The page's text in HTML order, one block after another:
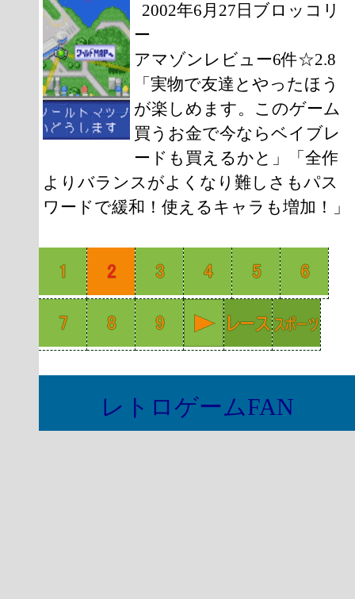
2002年6月27日ブロッコリ
ー
アマゾンレビュー6件☆2.8
「実物で友達とやったほう
が楽しめます。このゲーム
買うお金で今ならベイブレ
ードも買えるかと」「全作
よりバランスがよくなり難しさもパス
ワードで緩和！使えるキャラも増加！」
レトロゲームFAN